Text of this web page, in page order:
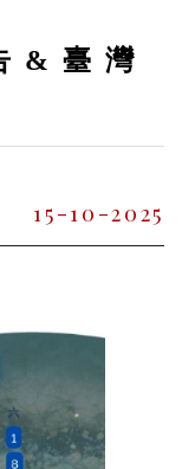
&臺灣
15-10-2025